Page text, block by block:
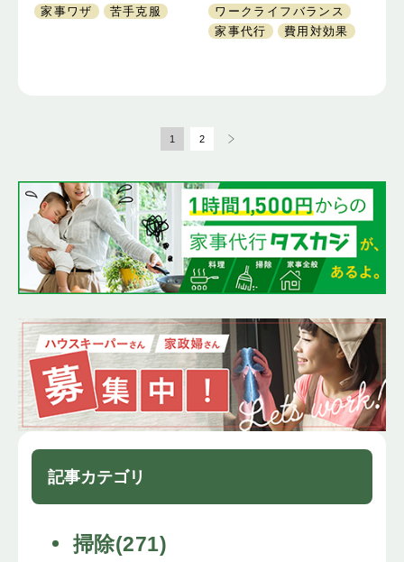
家事ワザ
苦手克服
ワークライフバランス
家事代行
費用対効果
1 2
記事カテゴリ
掃除(271)